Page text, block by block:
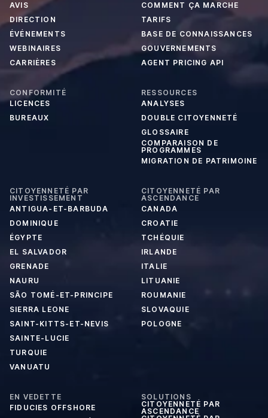
AVIS
DIRECTION
ÉVÉNEMENTS
WEBINAIRES
CARRIÈRES
COMMENT ÇA MARCHE
TARIFS
BASE DE CONNAISSANCES
GOUVERNEMENTS
AGENT PRICING API
CONFORMITÉ
LICENCES
BUREAUX
RESSOURCES
ANALYSES
DOUBLE CITOYENNETÉ
GLOSSAIRE
COMPARAISON DE
PROGRAMMES
MIGRATION DE PATRIMOINE
CITOYENNETÉ PAR
INVESTISSEMENT
ANTIGUA-ET-BARBUDA
DOMINIQUE
ÉGYPTE
EL SALVADOR
GRENADE
NAURU
SÃO TOMÉ-ET-PRINCIPE
SIERRA LEONE
SAINT-KITTS-ET-NEVIS
SAINTE-LUCIE
TURQUIE
VANUATU
CITOYENNETÉ PAR
ASCENDANCE
CANADA
CROATIE
TCHÉQUIE
IRLANDE
ITALIE
LITUANIE
ROUMANIE
SLOVAQUIE
POLOGNE
EN VEDETTE
FIDUCIES OFFSHORE
SOLUTIONS
CITOYENNETÉ PAR
ASCENDANCE